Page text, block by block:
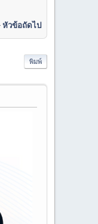
หัวข้อถัดไป
พิมพ์